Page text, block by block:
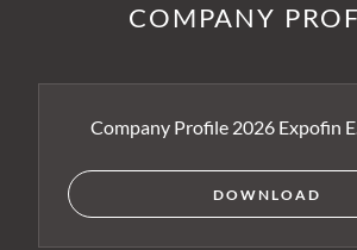
COMPANY
Company Profile 2026 Expofin
DOWNLOAD